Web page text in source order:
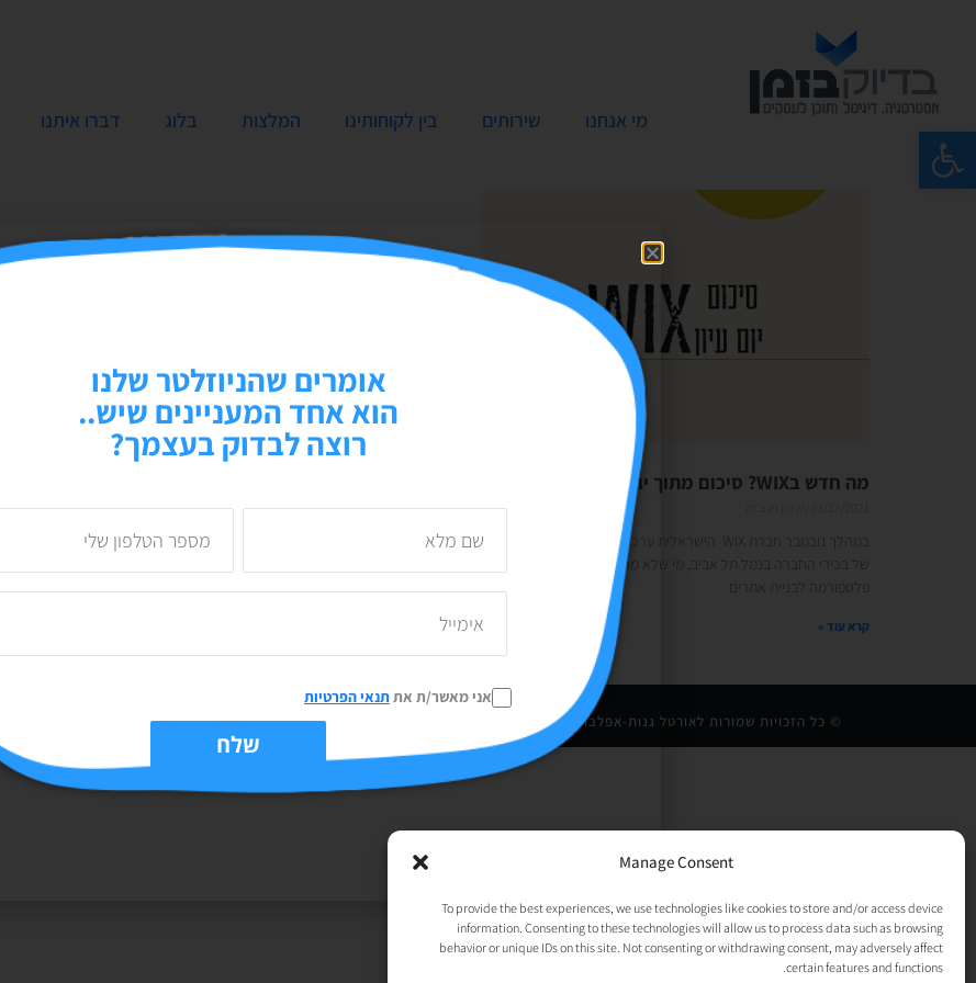
פתח סרגל נגישות
Manage Consent
To provide the best experiences, we use technologies like cookies to store and/or access device
information. Consenting to these technologies will allow us to process data such as browsing
behavior or unique IDs on this site. Not consenting or withdrawing consent, may adversely affect
certain features and functions.
מי אנחנו שירותים בין לקוחותינו המלצות בלוג דברו איתנו
מה חדש בWIX? סיכום מתוך יום עיון של החברה
במהלך נובמבר חברת WIX הישראלית ערכה יום עיון עם המון הרצאות
של בכירי החברה בנמל תל אביב, מי שלא מכיר, חברת וויקס הינה
פלטפורמה לבניית אתרים
קרא עוד »
© כל הזכויות שמורות לאורטל גנות-אפלבוים |מדיניות פרטיות TechJump, העסק החברתי לבניית אתרים | עיצוב וגרפיקה:
אומרים שהניוזלטר שלנו
הוא אחד המעניינים שיש..
רוצה לבדוק בעצמך?
אני מאשר/ת אתתנאי הפרטיות
שלח